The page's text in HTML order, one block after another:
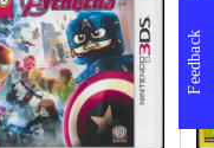
Feedback